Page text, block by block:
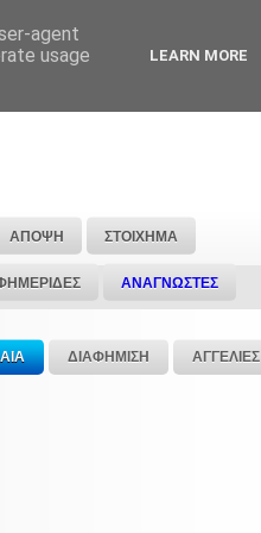
ΑΠΟΨΗ ΣΤΟΙΧΗΜΑ
ΑΝΑΓΝΩΣΤΕΣ
ΔΙΑΦΗΜΙΣΗ ΑΓΓΕΛΙΕΣ
agent
usage
LEARN MORE